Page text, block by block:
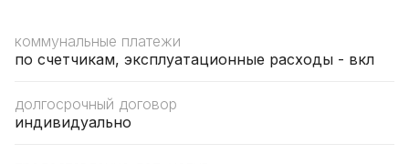
коммунальные платежи
по счетчикам, эксплуатационные расходы - вкл
долгосрочный договор
индивидуально